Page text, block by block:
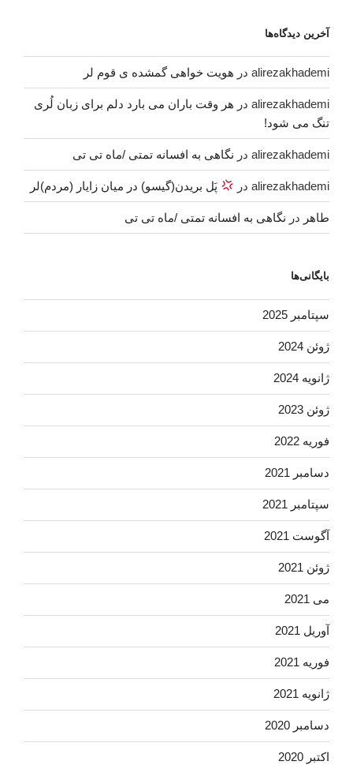
آخرین دیدگاه‌ها
alirezakhademi در هویت خواهی گمشده ی قوم لر
alirezakhademi در هر وقت باران می بارد دلم برای زبان لُری
تنگ می شود!
alirezakhademi در نگاهی به افسانه تمتی /ماه تی تی
alirezakhademi در پَل بریدن(گیسو) در میان زایار (مردم)لر
طاهر در نگاهی به افسانه تمتی /ماه تی تی
بایگانی‌ها
سپتامبر 2025
ژوئن 2024
ژانویه 2024
ژوئن 2023
فوریه 2022
دسامبر 2021
سپتامبر 2021
آگوست 2021
ژوئن 2021
می 2021
آوریل 2021
فوریه 2021
ژانویه 2021
دسامبر 2020
اکتبر 2020